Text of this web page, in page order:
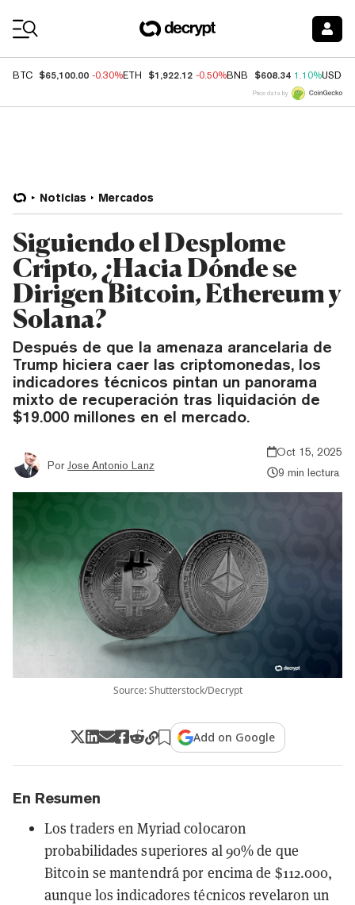
BTC $65,100.00 -0.30%ETH $1,922.12 -0.50%BNB $608.34 1.10%USDC
Price data by
Noticias Mercados
Siguiendo el Desplome
Cripto, ¿Hacia Dónde se
Dirigen Bitcoin, Ethereum y
Solana?
Después de que la amenaza arancelaria de
Trump hiciera caer las criptomonedas, los
indicadores técnicos pintan un panorama
mixto de recuperación tras liquidación de
$19.000 millones en el mercado.
Por Jose Antonio Lanz
Oct 15, 2025
9 min lectura
Source: Shutterstock/Decrypt
Add on Google
En Resumen
Los traders en Myriad colocaron
probabilidades superiores al 90% de que
Bitcoin se mantendrá por encima de $112.000,
aunque los indicadores técnicos revelaron un